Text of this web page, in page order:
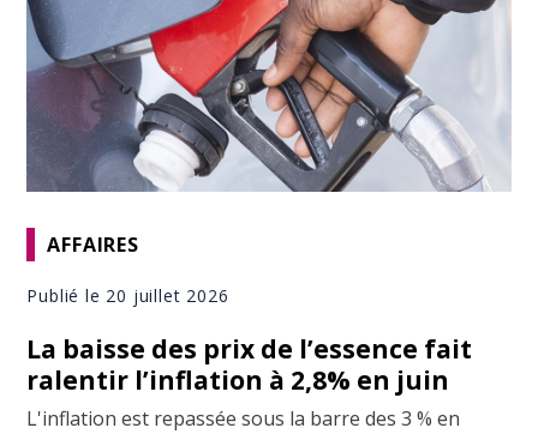
AFFAIRES
Publié le 20 juillet 2026
La baisse des prix de l’essence fait
ralentir l’inflation à 2,8% en juin
L'inflation est repassée sous la barre des 3 % en